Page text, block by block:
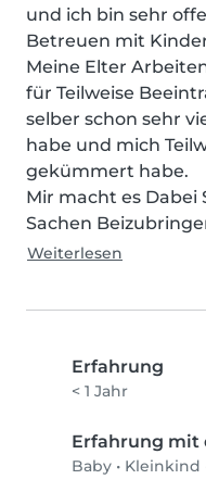
und ich bin sehr
Betreuen mit
Meine Elter
für Teilweise
selber schon sehr
habe und mich
gekümmert habe.
Mir macht es Dabei
Sachen
Weiterlesen
Erfahrung
< 1 Jahr
Erfahrung mit
Baby • Kleinkind